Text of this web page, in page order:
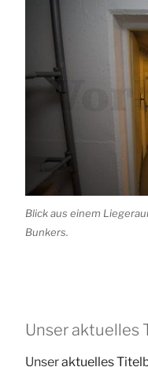
Blick aus einem
Bunkers.
Unser aktuelles
Unseraktuelles